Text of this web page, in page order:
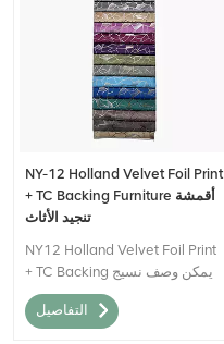
NY-12 Holland Velvet Foil Print
+ TC Backing Furniture أقمشة
تنجيد الأثاث
NY12 Holland Velvet Foil Print
+ TC Backing يمكن وصف نسيج
الأريكة للديكور المنزلي بأنه مادة
نسيجية عالية الجودة تجمع بين
التفاصيل